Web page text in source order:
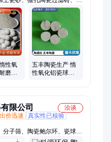
陶瓷波纹填料、陶瓷鲍尔环、
浮球、陶瓷波纹板、陶瓷膜
性氧
磨柱
五丰陶瓷生产 惰
性氧化铝瓷球实
限公司
洽谈
出价迅速
真实性已核验
分子筛、陶瓷鲍尔环、瓷球、
面空心球、氧化铝研磨球、